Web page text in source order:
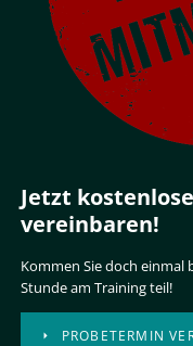
Jetzt
vereinbaren!
Kommen Sie doch
Stunde am Training teil!
PROBETERMIN